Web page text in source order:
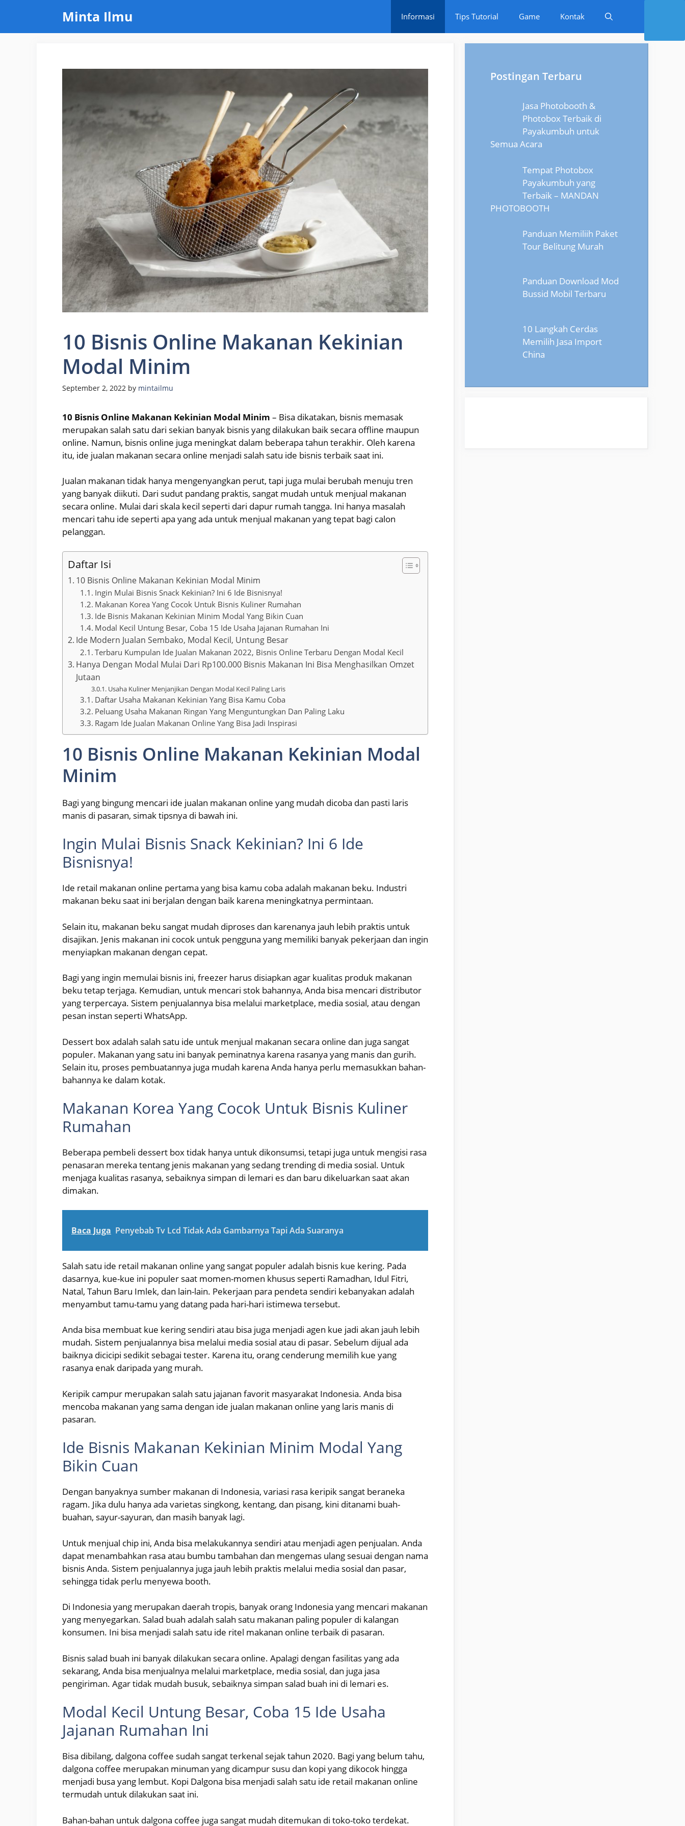
content
Minta Ilmu Informasi Tips Tutorial Game Kontak
10 Bisnis Online Makanan Kekinian
Modal Minim
September 2, 2022 by mintailmu
10 Bisnis Online Makanan Kekinian Modal Minim – Bisa dikatakan, bisnis memasak
merupakan salah satu dari sekian banyak bisnis yang dilakukan baik secara offline maupun
online. Namun, bisnis online juga meningkat dalam beberapa tahun terakhir. Oleh karena
itu, ide jualan makanan secara online menjadi salah satu ide bisnis terbaik saat ini.
Jualan makanan tidak hanya mengenyangkan perut, tapi juga mulai berubah menuju tren
yang banyak diikuti. Dari sudut pandang praktis, sangat mudah untuk menjual makanan
secara online. Mulai dari skala kecil seperti dari dapur rumah tangga. Ini hanya masalah
mencari tahu ide seperti apa yang ada untuk menjual makanan yang tepat bagi calon
pelanggan.
Daftar Isi
10 Bisnis Online Makanan Kekinian Modal Minim
Ingin Mulai Bisnis Snack Kekinian? Ini 6 Ide Bisnisnya!
Makanan Korea Yang Cocok Untuk Bisnis Kuliner Rumahan
Ide Bisnis Makanan Kekinian Minim Modal Yang Bikin Cuan
Modal Kecil Untung Besar, Coba 15 Ide Usaha Jajanan Rumahan Ini
Ide Modern Jualan Sembako, Modal Kecil, Untung Besar
Terbaru Kumpulan Ide Jualan Makanan 2022, Bisnis Online Terbaru Dengan Modal Kecil
Hanya Dengan Modal Mulai Dari Rp100.000 Bisnis Makanan Ini Bisa Menghasilkan Omzet
Jutaan
Usaha Kuliner Menjanjikan Dengan Modal Kecil Paling Laris
Daftar Usaha Makanan Kekinian Yang Bisa Kamu Coba
Peluang Usaha Makanan Ringan Yang Menguntungkan Dan Paling Laku
Ragam Ide Jualan Makanan Online Yang Bisa Jadi Inspirasi
10 Bisnis Online Makanan Kekinian Modal
Minim
Bagi yang bingung mencari ide jualan makanan online yang mudah dicoba dan pasti laris
manis di pasaran, simak tipsnya di bawah ini.
Ingin Mulai Bisnis Snack Kekinian? Ini 6 Ide
Bisnisnya!
Ide retail makanan online pertama yang bisa kamu coba adalah makanan beku. Industri
makanan beku saat ini berjalan dengan baik karena meningkatnya permintaan.
Selain itu, makanan beku sangat mudah diproses dan karenanya jauh lebih praktis untuk
disajikan. Jenis makanan ini cocok untuk pengguna yang memiliki banyak pekerjaan dan ingin
menyiapkan makanan dengan cepat.
Bagi yang ingin memulai bisnis ini, freezer harus disiapkan agar kualitas produk makanan
beku tetap terjaga. Kemudian, untuk mencari stok bahannya, Anda bisa mencari distributor
yang terpercaya. Sistem penjualannya bisa melalui marketplace, media sosial, atau dengan
pesan instan seperti WhatsApp.
Dessert box adalah salah satu ide untuk menjual makanan secara online dan juga sangat
populer. Makanan yang satu ini banyak peminatnya karena rasanya yang manis dan gurih.
Selain itu, proses pembuatannya juga mudah karena Anda hanya perlu memasukkan bahan-
bahannya ke dalam kotak.
Makanan Korea Yang Cocok Untuk Bisnis Kuliner
Rumahan
Beberapa pembeli dessert box tidak hanya untuk dikonsumsi, tetapi juga untuk mengisi rasa
penasaran mereka tentang jenis makanan yang sedang trending di media sosial. Untuk
menjaga kualitas rasanya, sebaiknya simpan di lemari es dan baru dikeluarkan saat akan
dimakan.
Baca Juga Penyebab Tv Lcd Tidak Ada Gambarnya Tapi Ada Suaranya
Salah satu ide retail makanan online yang sangat populer adalah bisnis kue kering. Pada
dasarnya, kue-kue ini populer saat momen-momen khusus seperti Ramadhan, Idul Fitri,
Natal, Tahun Baru Imlek, dan lain-lain. Pekerjaan para pendeta sendiri kebanyakan adalah
menyambut tamu-tamu yang datang pada hari-hari istimewa tersebut.
Anda bisa membuat kue kering sendiri atau bisa juga menjadi agen kue jadi akan jauh lebih
mudah. Sistem penjualannya bisa melalui media sosial atau di pasar. Sebelum dijual ada
baiknya dicicipi sedikit sebagai tester. Karena itu, orang cenderung memilih kue yang
rasanya enak daripada yang murah.
Keripik campur merupakan salah satu jajanan favorit masyarakat Indonesia. Anda bisa
mencoba makanan yang sama dengan ide jualan makanan online yang laris manis di
pasaran.
Ide Bisnis Makanan Kekinian Minim Modal Yang
Bikin Cuan
Dengan banyaknya sumber makanan di Indonesia, variasi rasa keripik sangat beraneka
ragam. Jika dulu hanya ada varietas singkong, kentang, dan pisang, kini ditanami buah-
buahan, sayur-sayuran, dan masih banyak lagi.
Untuk menjual chip ini, Anda bisa melakukannya sendiri atau menjadi agen penjualan. Anda
dapat menambahkan rasa atau bumbu tambahan dan mengemas ulang sesuai dengan nama
bisnis Anda. Sistem penjualannya juga jauh lebih praktis melalui media sosial dan pasar,
sehingga tidak perlu menyewa booth.
Di Indonesia yang merupakan daerah tropis, banyak orang Indonesia yang mencari makanan
yang menyegarkan. Salad buah adalah salah satu makanan paling populer di kalangan
konsumen. Ini bisa menjadi salah satu ide ritel makanan online terbaik di pasaran.
Bisnis salad buah ini banyak dilakukan secara online. Apalagi dengan fasilitas yang ada
sekarang, Anda bisa menjualnya melalui marketplace, media sosial, dan juga jasa
pengiriman. Agar tidak mudah busuk, sebaiknya simpan salad buah ini di lemari es.
Modal Kecil Untung Besar, Coba 15 Ide Usaha
Jajanan Rumahan Ini
Bisa dibilang, dalgona coffee sudah sangat terkenal sejak tahun 2020. Bagi yang belum tahu,
dalgona coffee merupakan minuman yang dicampur susu dan kopi yang dikocok hingga
menjadi busa yang lembut. Kopi Dalgona bisa menjadi salah satu ide retail makanan online
termudah untuk dilakukan saat ini.
Bahan-bahan untuk dalgona coffee juga sangat mudah ditemukan di toko-toko terdekat.
Postingan Terbaru
Jasa Photobooth &
Photobox Terbaik di
Payakumbuh untuk
Semua Acara
Tempat Photobox
Payakumbuh yang
Terbaik – MANDAN
PHOTOBOOTH
Panduan Memiliih Paket
Tour Belitung Murah
Panduan Download Mod
Bussid Mobil Terbaru
10 Langkah Cerdas
Memilih Jasa Import
China